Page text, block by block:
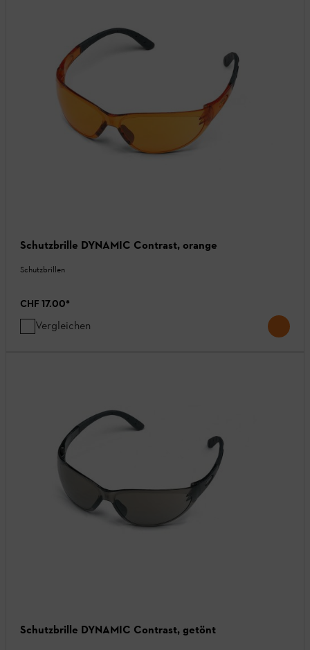
Schutzbrille DYNAMIC Contrast, orange
Schutzbrillen
CHF 17.00*
Vergleichen
Schutzbrille DYNAMIC Contrast, getönt